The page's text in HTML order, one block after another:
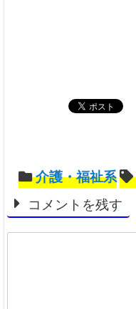
介護・福祉系
コメントを残す